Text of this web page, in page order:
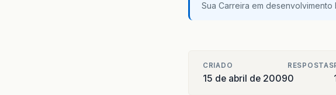
Sua Carreira em
CRIADO
15 de abril de 2009
RESPOSTAS
0